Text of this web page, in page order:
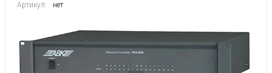
Артикул: нет